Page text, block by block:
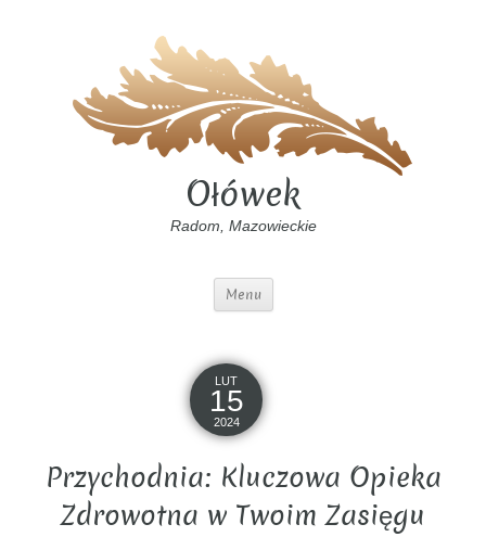
Ołówek
Radom, Mazowieckie
Menu
LUT
15
2024
Przychodnia: Kluczowa Opieka
Zdrowotna w Twoim Zasięgu